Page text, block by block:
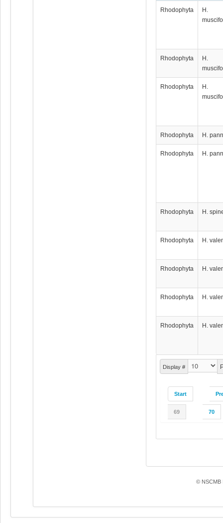
Display #
Start
69 70
Rhodophyta
H.
Rhodophyta
H.
Rhodophyta
H.
Rhodophyta H.
Rhodophyta H.
Rhodophyta H.
Rhodophyta H.
Rhodophyta H.
Rhodophyta H.
Rhodophyta H.
© NSCMB